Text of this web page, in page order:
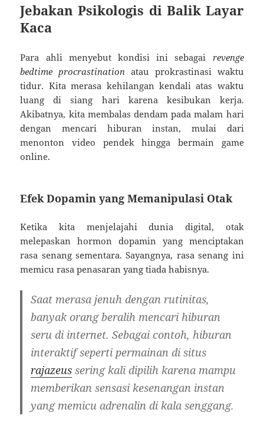
Jebakan Psikologis di Balik Layar
Kaca
Para ahli menyebut kondisi ini sebagai revenge
bedtime procrastination atau prokrastinasi waktu
tidur. Kita merasa kehilangan kendali atas waktu
luang di siang hari karena kesibukan kerja.
Akibatnya, kita membalas dendam pada malam hari
dengan mencari hiburan instan, mulai dari
menonton video pendek hingga bermain game
online.
Efek Dopamin yang Memanipulasi Otak
Ketika kita menjelajahi dunia digital, otak
melepaskan hormon dopamin yang menciptakan
rasa senang sementara. Sayangnya, rasa senang ini
memicu rasa penasaran yang tiada habisnya.
Saat merasa jenuh dengan rutinitas,
banyak orang beralih mencari hiburan
seru di internet. Sebagai contoh, hiburan
interaktif seperti permainan di situs
rajazeus sering kali dipilih karena mampu
memberikan sensasi kesenangan instan
yang memicu adrenalin di kala senggang.